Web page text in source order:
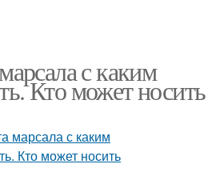
с каким
Кто может носить